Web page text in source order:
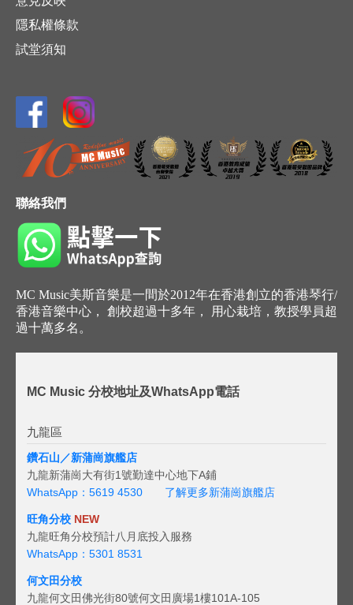
隱私權條款
試堂須知
聯絡我們
MC Music美斯音樂是一間於2012年在香港創立的香港琴行/
香港音樂中心， 創校超過十多年， 用心栽培，教授學員超
過十萬多名。
MC Music 分校地址及WhatsApp電話
九龍區
鑽石山／新蒲崗旗艦店
九龍新蒲崗大有街1號勤達中心地下A鋪
WhatsApp：5619 4530
了解更多新蒲崗旗艦店
旺角分校 NEW
九龍旺角分校預計八月底投入服務
WhatsApp：5301 8531
何文田分校
九龍何文田佛光街80號何文田廣場1樓101A-105